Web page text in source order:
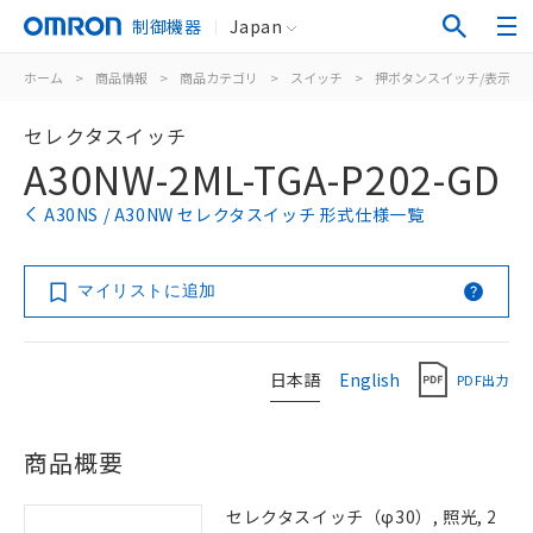
制御機器 Japan
ホーム > 商品情報 > 商品カテゴリ > スイッチ > 押ボタンスイッチ/表示灯
セレクタスイッチ
A30NW-2ML-TGA-P202-GD
A30NS / A30NW セレクタスイッチ 形式仕様一覧
マイリストに追加
日本語 English PDF出力
商品概要
セレクタスイッチ（φ30）, 照光, 2